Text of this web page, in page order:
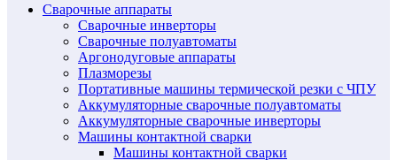
Сварочные аппараты
Сварочные инверторы
Сварочные полуавтоматы
Аргонодуговые аппараты
Плазморезы
Портативные машины термической резки с ЧПУ
Аккумуляторные сварочные полуавтоматы
Аккумуляторные сварочные инверторы
Машины контактной сварки
Машины контактной сварки